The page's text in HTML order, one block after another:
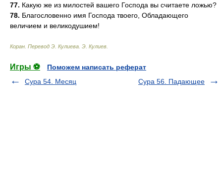
77. Какую же из милостей вашего Господа вы считаете ложью?
78. Благословенно имя Господа твоего, Обладающего
величием и великодушием!
Коран. Перевод Э. Кулиева Э. Кулиев
Игры ⚽
Поможем написать реферат
Сура 54. Месяц
Сура 56. Падающее